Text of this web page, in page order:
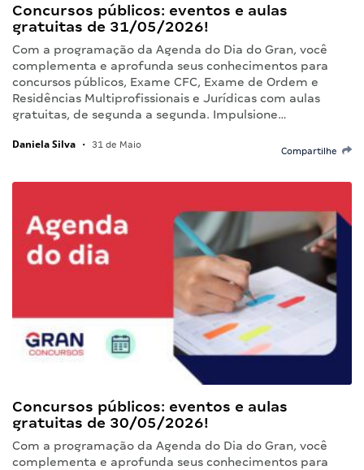
Concursos públicos: eventos e aulas
gratuitas de 31/05/2026!
Com a programação da Agenda do Dia do Gran, você
complementa e aprofunda seus conhecimentos para
concursos públicos, Exame CFC, Exame de Ordem e
Residências Multiprofissionais e Jurídicas com aulas
gratuitas, de segunda a segunda. Impulsione…
Daniela Silva • 31 de Maio
Compartilhe
Concursos públicos: eventos e aulas
gratuitas de 30/05/2026!
Com a programação da Agenda do Dia do Gran, você
complementa e aprofunda seus conhecimentos para